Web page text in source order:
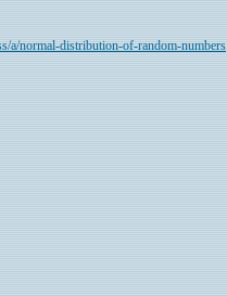
a/normal-distribution-of-random-numbers